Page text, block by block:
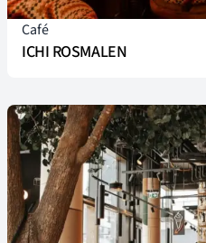
Café
ICHI ROSMALEN